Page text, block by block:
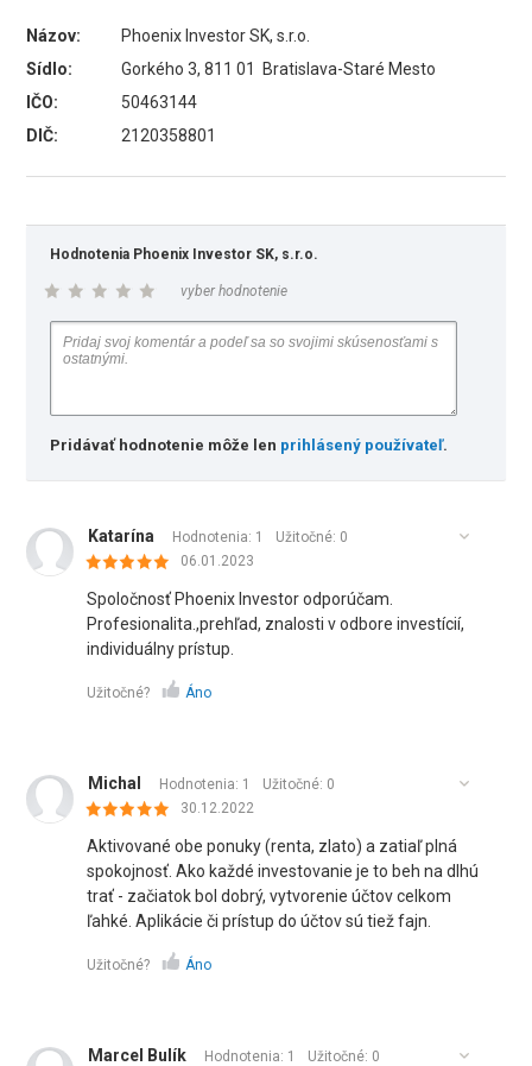
Názov:
Phoenix Investor SK, s.r.o.
Sídlo:
Gorkého 3, 811 01 Bratislava-Staré Mesto
IČO:
50463144
DIČ:
2120358801
Hodnotenia Phoenix Investor SK, s.r.o.
vyber hodnotenie
Pridávať hodnotenie môže len prihlásený používateľ.
Katarína Hodnotenia: 1 Užitočné: 0
06.01.2023
Spoločnosť Phoenix Investor odporúčam.
Profesionalita.,prehľad, znalosti v odbore investícií,
individuálny prístup.
Užitočné? Áno
Michal Hodnotenia: 1 Užitočné: 0
30.12.2022
Aktivované obe ponuky (renta, zlato) a zatiaľ plná
spokojnosť. Ako každé investovanie je to beh na dlhú
trať - začiatok bol dobrý, vytvorenie účtov celkom
ľahké. Aplikácie či prístup do účtov sú tiež fajn.
Užitočné? Áno
Marcel Bulík Hodnotenia: 1 Užitočné: 0